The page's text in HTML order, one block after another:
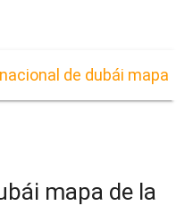
de dubái mapa
mapa de la